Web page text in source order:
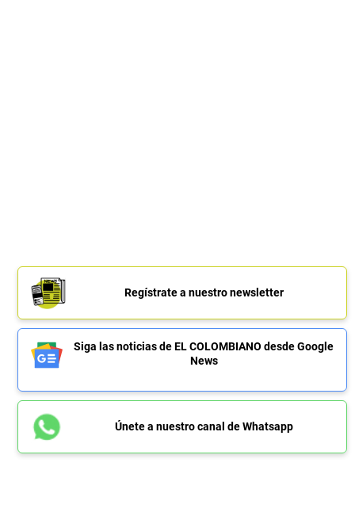
Regístrate a nuestro newsletter
Siga las noticias de EL COLOMBIANO desde Google
News
Únete a nuestro canal de Whatsapp